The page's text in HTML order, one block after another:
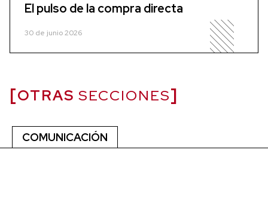
El pulso de la compra directa
30 de junio 2026
OTRAS SECCIONES
COMUNICACIÓN